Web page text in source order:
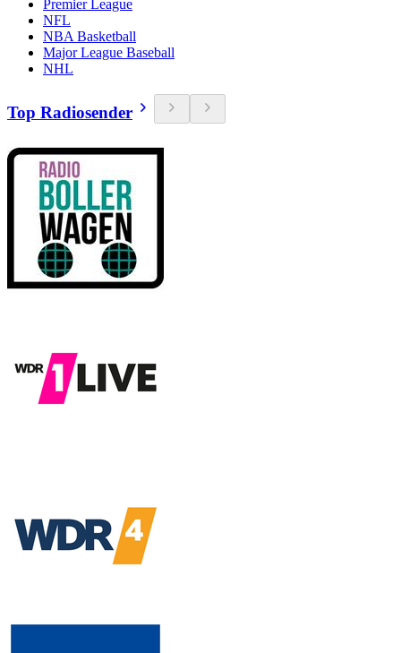
Premier League
NFL
NBA Basketball
Major League Baseball
NHL
Top Radiosender